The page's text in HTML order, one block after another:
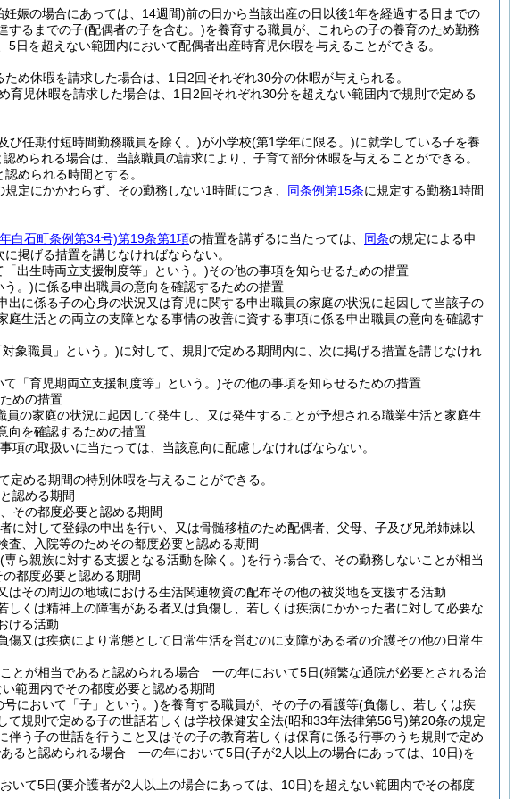
妊娠の場合にあっては、14週間)前の日から当該出産の日以後1年を経過する日までの
するまでの子(配偶者の子を含む。)を養育する職員が、これらの子の養育のため勤務
日を超えない範囲内において配偶者出産時育児休暇を与えることができる。
め休暇を請求した場合は、1日2回それぞれ30分の休暇が与えられる。
児休暇を請求した場合は、1日2回それぞれ30分を超えない範囲内で規則で定める
び任期付短時間勤務職員を除く。)が小学校(第1学年に限る。)に就学している子を養
められる場合は、当該職員の請求により、子育て部分休暇を与えることができる。
められる時間とする。
規定にかかわらず、その勤務しない1時間につき、 同条例第15条に規定する勤務1時間
白石町条例第34号)第19条第1項の措置を講ずるに当たっては、 同条の規定による申
に掲げる措置を講じなければならない。
「出生時両立支援制度等」という。)その他の事項を知らせるための措置
う。)に係る申出職員の意向を確認するための措置
出に係る子の心身の状況又は育児に関する申出職員の家庭の状況に起因して当該子の
生活との両立の支障となる事情の改善に資する事項に係る申出職員の意向を確認す
象職員」という。)に対して、規則で定める期間内に、次に掲げる措置を講じなけれ
て「育児期両立支援制度等」という。)その他の事項を知らせるための措置
めの措置
の家庭の状況に起因して発生し、又は発生することが予想される職業生活と家庭生
向を確認するための措置
項の取扱いに当たっては、当該意向に配慮しなければならない。
める期間の特別休暇を与えることができる。
認める期間
その都度必要と認める期間
に対して登録の申出を行い、又は骨髄移植のため配偶者、父母、子及び兄弟姉妹以
、入院等のためその都度必要と認める期間
(専ら親族に対する支援となる活動を除く。)を行う場合で、その勤務しないことが相当
都度必要と認める期間
その周辺の地域における生活関連物資の配布その他の被災地を支援する活動
くは精神上の障害がある者又は負傷し、若しくは疾病にかかった者に対して必要な
ける活動
又は疾病により常態として日常生活を営むのに支障がある者の介護その他の日常生
とが相当であると認められる場合 一の年において5日(頻繁な通院が必要とされる治
範囲内でその都度必要と認める期間
において「子」という。)を養育する職員が、その子の看護等(負傷し、若しくは疾
て規則で定める子の世話若しくは学校保健安全法(昭和33年法律第56号)第20条の規定
う子の世話を行うこと又はその子の教育若しくは保育に係る行事のうち規則で定め
ると認められる場合 一の年において5日(子が2人以上の場合にあっては、10日)を
いて5日(要介護者が2人以上の場合にあっては、10日)を超えない範囲内でその都度